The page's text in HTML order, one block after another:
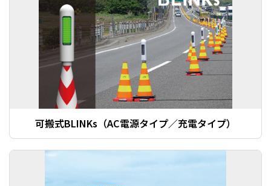
可搬式BLINKs（AC電源タイプ／充電タイプ）